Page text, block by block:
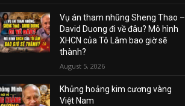
Vụ án tham nhũng Sheng Thao –
David Duong đi về đâu? Mô hình
XHCN của Tô Lâm bao giờ sẽ
thành?
August 5, 2026
Khủng hoảng kim cương vàng
Việt Nam